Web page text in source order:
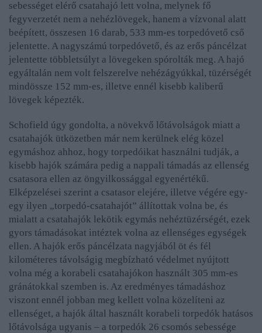
sebességet elérő csatahajó lett volna, melynek fő
fegyverzetét nem a nehézlövegek, hanem a vízvonal alatt
beépített, összesen 16 darab, 533 mm-es torpedóvető cső
jelentette. A nagyszámú torpedóvető, és az erős páncélzat
jelentette többletsúlyt a lövegeken spórolták meg. A hajó
egyáltalán nem volt felszerelve nehézágyúkkal, tüzérségét
mindössze 152 mm-es, illetve ennél kisebb kaliberű
lövegek képezték.
Schofield úgy gondolta, a növekvő lőtávolságok miatt a
csatahajók ütközetben már nem kerülnek elég közel
egymáshoz ahhoz, hogy torpedóikat használni tudják, a
kisebb hajók számára pedig a nappali támadás az ellenség
csatasora ellen az öngyilkossággal egyenértékű.
Elképzelései szerint a csatasor elejére, illetve végére egy-
egy ilyen „torpedó-csatahajót” állítottak volna be, és
mialatt a csatahajók lekötik egymás nehéztüzérségét, ezek
gyors támadásokat intéztek volna az ellenséges egységek
ellen. A hajók erős páncélzata nagyjából öt és fél
kilométeres távolságig megbízható védelmet nyújtott
volna még a korabeli csatahajókon használt 305 mm-es
gránátokkal szemben is. Az eredményes támadáshoz
viszont ennél jobban meg kellett volna közelíteni az
ellenséget, a hajók által használt korabeli torpedók hatásos
lőtávolsága ugyanis – a torpedók 26 csomós sebessége